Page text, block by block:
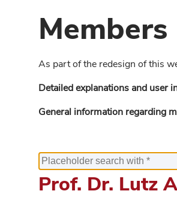
Members
As part of the redesign of this
Detailed explanations and user
General information regarding
Prof. Dr. Lutz